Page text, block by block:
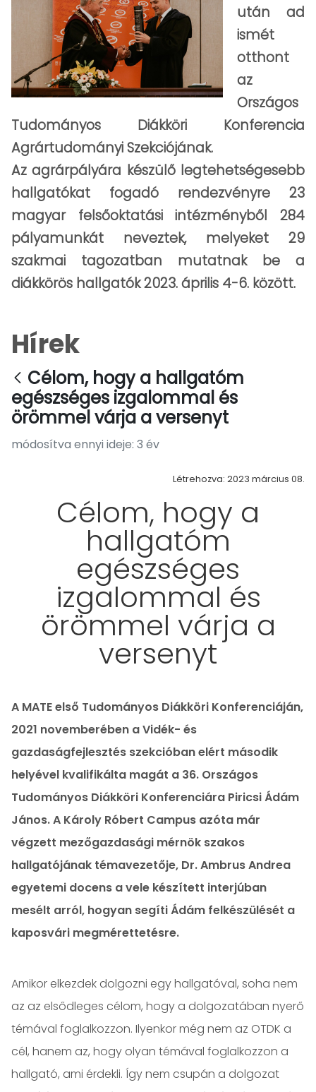
után ad
ismét
otthont
az
Országos
Tudományos Diákköri Konferencia
Agrártudományi Szekciójának.
Az agrárpályára készülő legtehetségesebb
hallgatókat fogadó rendezvényre 23
magyar felsőoktatási intézményből 284
pályamunkát neveztek, melyeket 29
szakmai tagozatban mutatnak be a
diákkörös hallgatók 2023. április 4-6. között.
Hírek
Célom, hogy a hallgatóm
egészséges izgalommal és
örömmel várja a versenyt
módosítva ennyi ideje: 3 év
Létrehozva: 2023 március 08.
Célom, hogy a
hallgatóm
egészséges
izgalommal és
örömmel várja a
versenyt
A MATE első Tudományos Diákköri Konferenciáján,
2021 novemberében a Vidék- és
gazdaságfejlesztés szekcióban elért második
helyével kvalifikálta magát a 36. Országos
Tudományos Diákköri Konferenciára Piricsi Ádám
János. A Károly Róbert Campus azóta már
végzett mezőgazdasági mérnök szakos
hallgatójának témavezetője, Dr. Ambrus Andrea
egyetemi docens a vele készített interjúban
mesélt arról, hogyan segíti Ádám felkészülését a
kaposvári megmérettetésre.
Amikor elkezdek dolgozni egy hallgatóval, soha nem
az az elsődleges célom, hogy a dolgozatában nyerő
témával foglalkozzon. Ilyenkor még nem az OTDK a
cél, hanem az, hogy olyan témával foglalkozzon a
hallgató, ami érdekli. Így nem csupán a dolgozat